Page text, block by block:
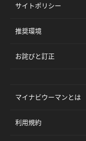
サイトポリシー
推奨環境
お詫びと訂正
マイナビウーマンとは
利用規約